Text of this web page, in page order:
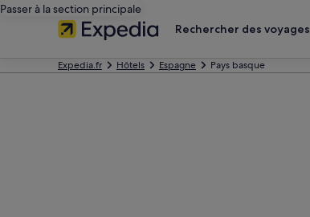
Passer à la section principale
Rechercher des voyages
Expedia.fr Hôtels Espagne Pays basque